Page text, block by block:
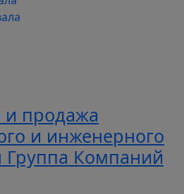
и продажа
и инженерного
Группа Компаний